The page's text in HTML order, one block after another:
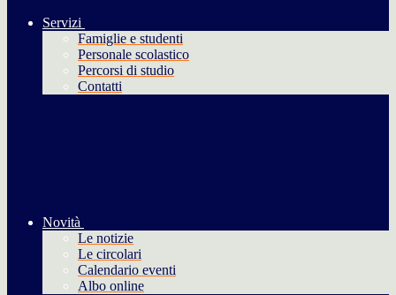
Servizi
Famiglie e studenti
Personale scolastico
Percorsi di studio
Contatti
Novità
Le notizie
Le circolari
Calendario eventi
Albo online